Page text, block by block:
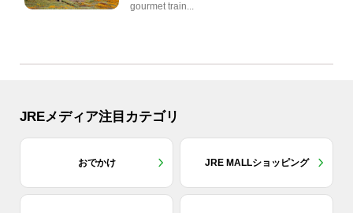
gourmet train...
JREメディア注目カテゴリ
おでかけ JRE MALLショッピング